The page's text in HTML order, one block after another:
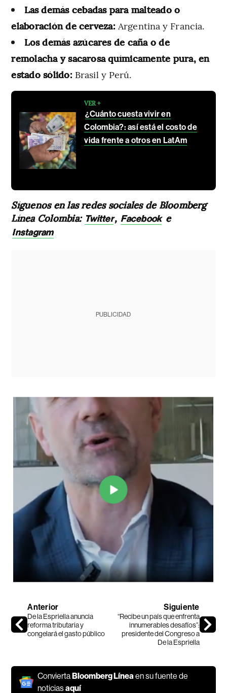
Las demás cebadas para malteado o
elaboración de cerveza: Argentina y Francia.
Los demás azúcares de caña o de
remolacha y sacarosa químicamente pura, en
estado sólido: Brasil y Perú.
VER +
¿Cuánto cuesta vivir en
Colombia?: así está el costo de
vida frente a otros en LatAm
Síguenos en las redes sociales de Bloomberg
Línea Colombia: Twitter, Facebook e
Instagram
PUBLICIDAD
Anterior
De la Espriella anuncia
reforma tributaria y
congelará el gasto público
Siguiente
“Recibe un país que enfrenta
innumerables desafíos”:
presidente del Congreso a
De la Espriella
ConviertaBloomberg Línea en su fuente de
noticiasaquí